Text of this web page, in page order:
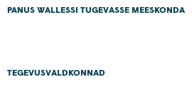
PANUS WALLESSI TUGEVASSE MEESKONDA
TEGEVUSVALDKONNAD